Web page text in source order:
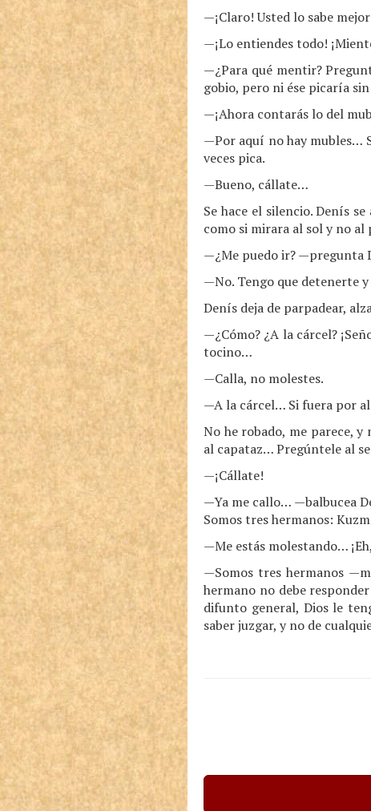
—¡Claro! Usted lo sabe
—¡Lo entiendes todo!
—¿Para qué mentir?
gobio, pero ni ése picaría
—¡Ahora contarás lo del
—Por aquí no hay mubles…
veces pica.
—Bueno, cállate…
Se hace el silencio. Denís
como si mirara al sol y no al
—¿Me puedo ir? —pregunta
—No. Tengo que detenerte
Denís deja de parpadear,
—¿Cómo? ¿A la cárcel?
tocino…
—Calla, no molestes.
—A la cárcel… Si fuera por
No he robado, me parece,
al capataz… Pregúntele al
—¡Cállate!
—Ya me callo… —balbucea
Somos tres hermanos:
—Me estás molestando…
—Somos tres hermanos
hermano no debe
difunto general, Dios le
saber juzgar, y no de